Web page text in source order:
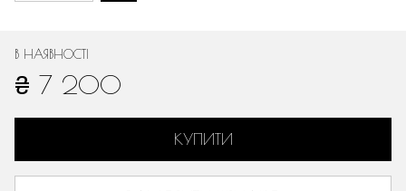
В НАЯВНОСТІ
₴ 7 200
КУПИТИ